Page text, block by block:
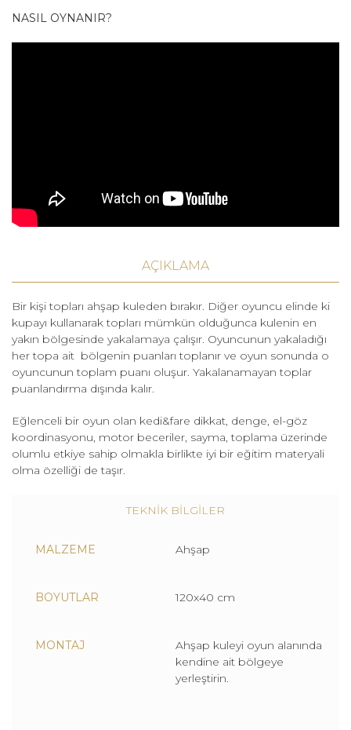
NASIL OYNANIR?
AÇIKLAMA
Bir kişi topları ahşap kuleden bırakır. Diğer oyuncu elinde ki
kupayı kullanarak topları mümkün olduğunca kulenin en
yakın bölgesinde yakalamaya çalışır. Oyuncunun yakaladığı
her topa ait bölgenin puanları toplanır ve oyun sonunda o
oyuncunun toplam puanı oluşur. Yakalanamayan toplar
puanlandırma dışında kalır.
Eğlenceli bir oyun olan kedi&fare dikkat, denge, el-göz
koordinasyonu, motor beceriler, sayma, toplama üzerinde
olumlu etkiye sahip olmakla birlikte iyi bir eğitim materyali
olma özelliği de taşır.
TEKNİK BİLGİLER
MALZEME Ahşap
BOYUTLAR 120x40 cm
MONTAJ
Ahşap kuleyi oyun alanında
kendine ait bölgeye
yerleştirin.